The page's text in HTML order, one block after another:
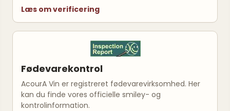
Læs om verificering
Fødevarekontrol
AcourA Vin er registreret fødevarevirksomhed. Her
kan du finde vores officielle smiley- og
kontrolinformation.